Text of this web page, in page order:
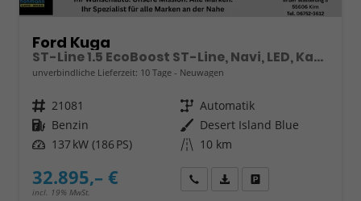
Ford Kuga
ST-Line 1.5 EcoBoost ST-Line, Navi, LED, Kamera, Winter, FS beheizbar
unverbindliche Lieferzeit: 10 Tage Neuwagen
Fahrzeugnr. 21081 Getriebe Automatik
Kraftstoff Benzin Außenfarbe Desert Island Blue
Leistung 137 kW (186 PS) Kilometerstand 10 km
32.895,– €
incl. 19% MwSt.
Wir rufen Sie anFahrzeugexposé (PDF)